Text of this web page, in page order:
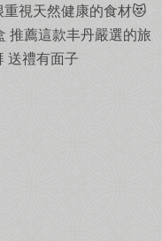
視天然健康的食材😻
推薦這款丰丹嚴選的旅
送禮有面子